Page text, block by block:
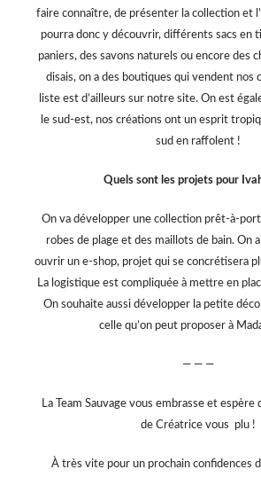
faire connaître, de présenter la collection et
pourra donc y découvrir, différents sacs en
paniers, des savons naturels ou encore des
disais, on a des boutiques qui vendent nos
liste est d’ailleurs sur notre site. On est
le sud-est, nos créations ont un esprit
sud en raffolent !
Quels sont les projets pour
On va développer une collection prêt-à-
robes de plage et des maillots de bain. On
ouvrir un e-shop, projet qui se concrétisera
La logistique est compliquée à mettre en
On souhaite aussi développer la petite
celle qu’on peut proposer à
— — —
La Team Sauvage vous embrasse et espère
de Créatrice vous plu !
À très vite pour un prochain confidences